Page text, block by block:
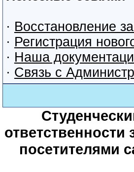
· Восстановление
· Регистрация
· Наша
· Связь с
посетителями